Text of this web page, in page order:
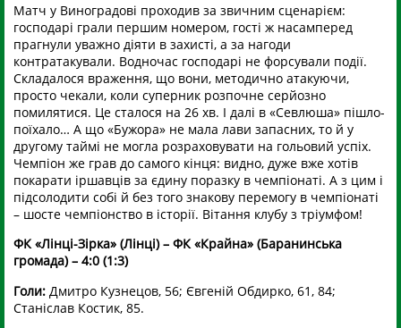
Матч у Виноградові проходив за звичним сценарієм:
господарі грали першим номером, гості ж насамперед
прагнули уважно діяти в захисті, а за нагоди
контратакували. Водночас господарі не форсували події.
Складалося враження, що вони, методично атакуючи,
просто чекали, коли суперник розпочне серйозно
помилятися. Це сталося на 26 хв. І далі в «Севлюша» пішло-
поїхало… А що «Бужора» не мала лави запасних, то й у
другому таймі не могла розраховувати на гольовий успіх.
Чемпіон же грав до самого кінця: видно, дуже вже хотів
покарати іршавців за єдину поразку в чемпіонаті. А з цим і
підсолодити собі й без того знакову перемогу в чемпіонаті
– шосте чемпіонство в історії. Вітання клубу з тріумфом!
ФК «Лінці-Зірка» (Лінці) – ФК «Крайна» (Баранинська
громада) – 4:0 (1:3)
Голи: Дмитро Кузнецов, 56; Євгеній Обдирко, 61, 84;
Станіслав Костик, 85.